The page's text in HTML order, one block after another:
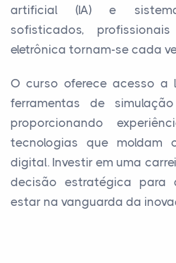
artificial (IA) e
sofisticados,
eletrônica tornam-se cada
O curso oferece acesso a
ferramentas de
proporcionando
tecnologias que moldam
digital. Investir em uma
decisão estratégica para
estar na vanguarda da